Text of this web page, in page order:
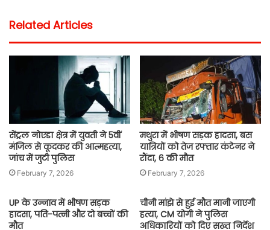
Related Articles
सेंट्रल नोएडा क्षेत्र में युवती ने 5वीं
मंजिल से कूदकर की आत्महत्या,
जांच में जुटी पुलिस
February 7, 2026
मथुरा में भीषण सड़क हादसा, बस
यात्रियों को तेज रफ्तार कंटेनर ने
रौंदा, 6 की मौत
February 7, 2026
UP के उन्नाव में भीषण सड़क
हादसा, पति-पत्नी और दो बच्चों की
मौत
चीनी मांझे से हुई मौत मानी जाएगी
हत्या, CM योगी ने पुलिस
अधिकारियों को दिए सख्त निर्देश